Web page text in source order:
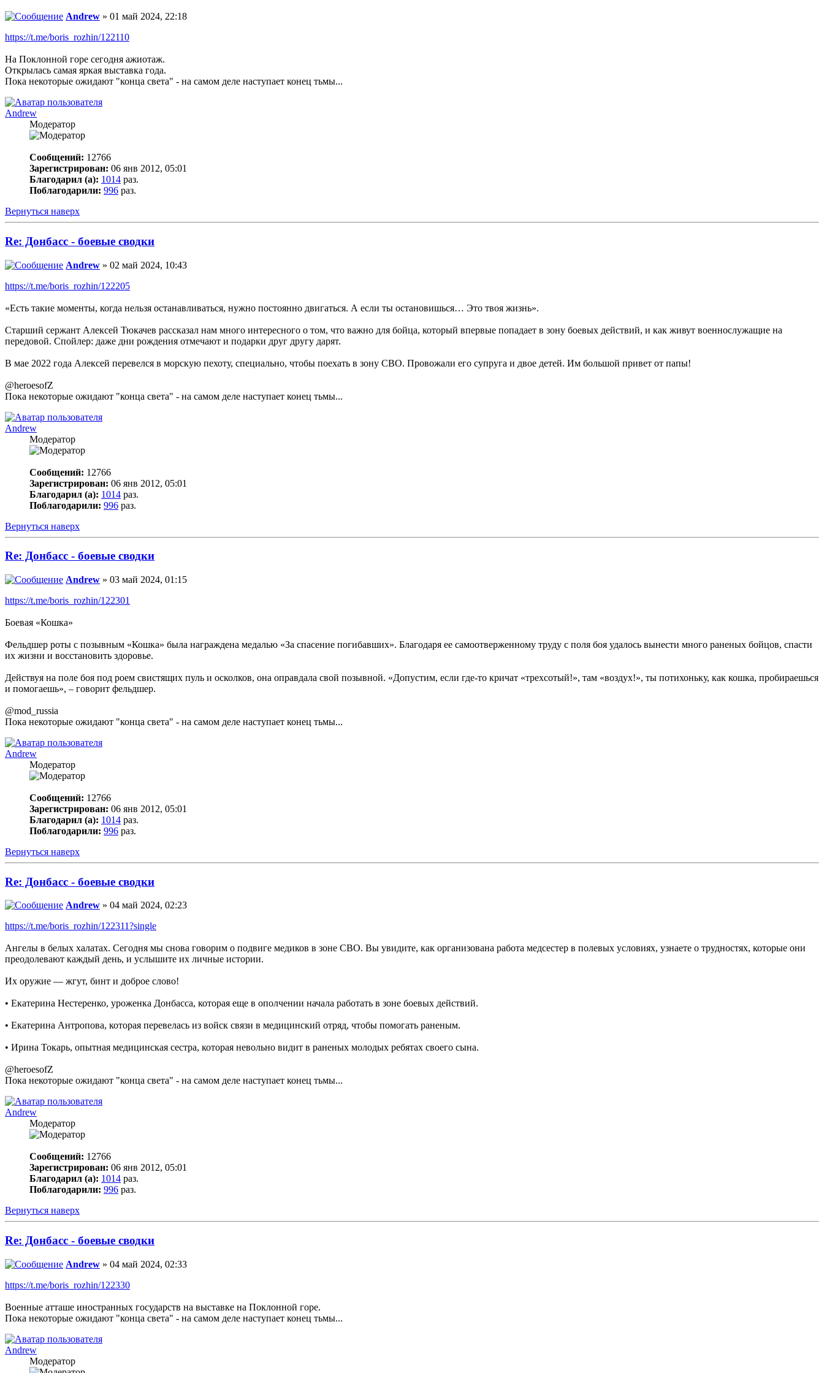
Andrew » 01 май 2024, 22:18
https://t.me/boris_rozhin/122110
На Поклонной горе сегодня ажиотаж.
Открылась самая яркая выставка года.
Пока некоторые ожидают "конца света" - на самом деле наступает конец тьмы...
Andrew
Модератор
Сообщений: 12766
Зарегистрирован: 06 янв 2012, 05:01
Благодарил (а): 1014 раз.
Поблагодарили: 996 раз.
Вернуться наверх
Re: Донбасс - боевые сводки
Andrew » 02 май 2024, 10:43
https://t.me/boris_rozhin/122205
«Есть такие моменты, когда нельзя останавливаться, нужно постоянно двигаться. А если ты остановишься… Это твоя жизнь».
Старший сержант Алексей Тюкачев рассказал нам много интересного о том, что важно для бойца, который впервые попадает в зону боевых действий, и как живут военнослужащие на
передовой. Спойлер: даже дни рождения отмечают и подарки друг другу дарят.
В мае 2022 года Алексей перевелся в морскую пехоту, специально, чтобы поехать в зону СВО. Провожали его супруга и двое детей. Им большой привет от папы!
@heroesofZ
Пока некоторые ожидают "конца света" - на самом деле наступает конец тьмы...
Andrew
Модератор
Сообщений: 12766
Зарегистрирован: 06 янв 2012, 05:01
Благодарил (а): 1014 раз.
Поблагодарили: 996 раз.
Вернуться наверх
Re: Донбасс - боевые сводки
Andrew » 03 май 2024, 01:15
https://t.me/boris_rozhin/122301
Боевая «Кошка»
Фельдшер роты с позывным «Кошка» была награждена медалью «За спасение погибавших». Благодаря ее самоотверженному труду с поля боя удалось вынести много раненых бойцов, спасти
их жизни и восстановить здоровье.
Действуя на поле боя под роем свистящих пуль и осколков, она оправдала свой позывной. «Допустим, если где-то кричат «трехсотый!», там «воздух!», ты потихоньку, как кошка, пробираешься
и помогаешь», – говорит фельдшер.
@mod_russia
Пока некоторые ожидают "конца света" - на самом деле наступает конец тьмы...
Andrew
Модератор
Сообщений: 12766
Зарегистрирован: 06 янв 2012, 05:01
Благодарил (а): 1014 раз.
Поблагодарили: 996 раз.
Вернуться наверх
Re: Донбасс - боевые сводки
Andrew » 04 май 2024, 02:23
https://t.me/boris_rozhin/122311?single
Ангелы в белых халатах. Сегодня мы снова говорим о подвиге медиков в зоне СВО. Вы увидите, как организована работа медсестер в полевых условиях, узнаете о трудностях, которые они
преодолевают каждый день, и услышите их личные истории.
Их оружие — жгут, бинт и доброе слово!
• Екатерина Нестеренко, уроженка Донбасса, которая еще в ополчении начала работать в зоне боевых действий.
• Екатерина Антропова, которая перевелась из войск связи в медицинский отряд, чтобы помогать раненым.
• Ирина Токарь, опытная медицинская сестра, которая невольно видит в раненых молодых ребятах своего сына.
@heroesofZ
Пока некоторые ожидают "конца света" - на самом деле наступает конец тьмы...
Andrew
Модератор
Сообщений: 12766
Зарегистрирован: 06 янв 2012, 05:01
Благодарил (а): 1014 раз.
Поблагодарили: 996 раз.
Вернуться наверх
Re: Донбасс - боевые сводки
Andrew » 04 май 2024, 02:33
https://t.me/boris_rozhin/122330
Военные атташе иностранных государств на выставке на Поклонной горе.
Пока некоторые ожидают "конца света" - на самом деле наступает конец тьмы...
Andrew
Модератор